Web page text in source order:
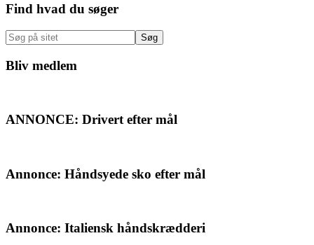
Primær
Sidebar
Find hvad du søger
Søg
på
sitet
Bliv medlem
ANNONCE: Drivert efter mål
Annonce: Håndsyede sko efter mål
Annonce: Italiensk håndskrædderi